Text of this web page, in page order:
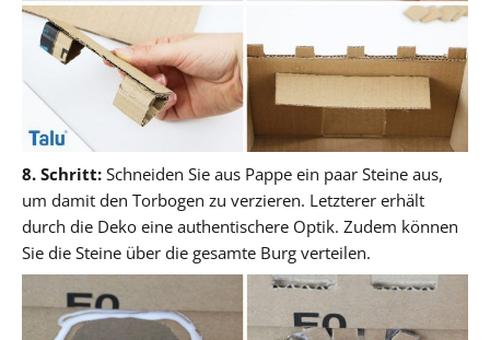
8. Schritt: Schneiden Sie aus Pappe ein paar Steine aus,
um damit den Torbogen zu verzieren. Letzterer erhält
durch die Deko eine authentischere Optik. Zudem können
Sie die Steine über die gesamte Burg verteilen.